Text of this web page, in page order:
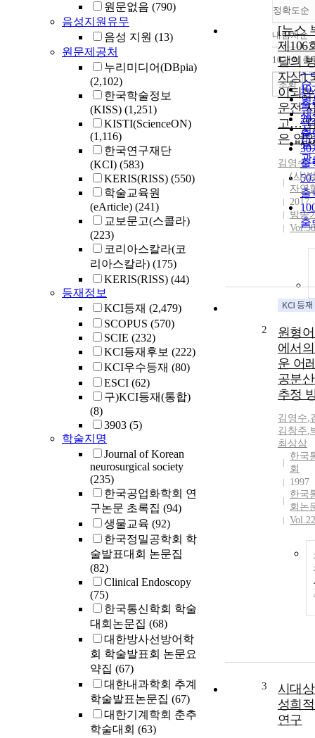
원문없음 (790)
음성지원유무
음성 지원 (13)
원문제공처
누리미디어(DBpia)
(2,102)
한국학술정보
(KISS) (1,251)
KISTI(ScienceON)
(1,116)
한국연구재단
(KCI) (583)
KERIS(RISS) (550)
학술교육원
(eArticle) (241)
교보문고(스콜라)
(223)
코리아스칼라(코
리아스칼라) (175)
KERIS(RISS) (44)
등재정보
KCI등재 (2,479)
SCOPUS (570)
SCIE (232)
KCI등재후보 (222)
KCI우수등재 (80)
ESCI (62)
구)KCI등재(통합)
(8)
3903 (5)
학술지명
Journal of Korean
neurosurgical society
(235)
한국공업화학회 연
구논문 초록집 (94)
생물교육 (92)
한국정밀공학회 학
술발표대회 논문집
(82)
Clinical Endoscopy
(75)
한국통신학회 학술
대회논문집 (68)
대한방사선방어학
회 학술발표회 논문요
약집 (67)
대한내과학회 추계
학술발표논문집 (67)
대한기계학회 춘추
학술대회 (63)
정확도순
정
순
인
순
연
제
저
발
관
내림차순
내
10개씩 출
10
출
20
출
30
출
50
출
출
조회
[뉴스
제106
달의
자상]
이되
운전
고…“
은 없
김영수
(사)
자연
2017
방송
2
원형
에서
운 어
공분
추정
김영수,
김창주,
최상삼
한국
회
1997
한국
회논
3
시대
성희
연구